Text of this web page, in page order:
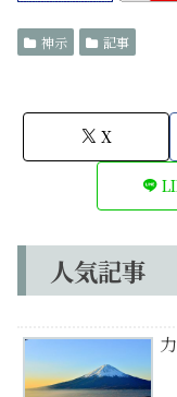
神示 記事
X
人気記事